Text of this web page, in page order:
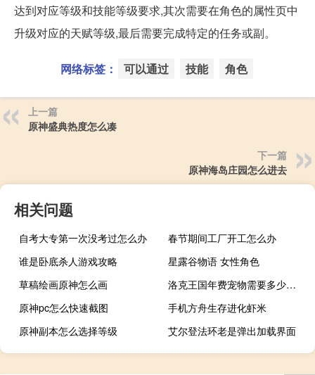
达到对应等级和技能等级要求,其次需要在角色的属性页中
升级对应的天赋等级,最后需要完成特定的任务或副。
网络标签： 可以通过 技能 角色
上一篇
原神盛典热度怎么凑
下一篇
原神海岛庄园怎么进去
相关问题
自考大专第一次没考过怎么办
春节期间工厂开工怎么办
谁是卧底杀人游戏攻略
星露谷物语 女性角色
草稿绘画原神怎么画
洛克王国年费宠物需要多少洛克钻
原神pc怎么快速截图
手机方舟生存进化虾米
原神副本怎么选择等级
艾尔登法环老是弹出加载界面